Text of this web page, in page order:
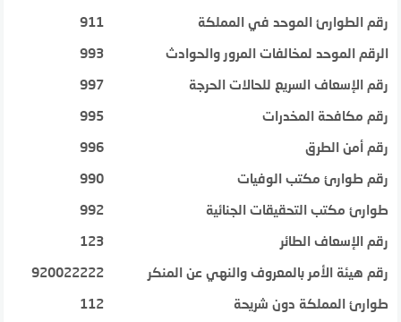
رقم الطوارئ الموحد في المملكة
911
الرقم الموحد لمخالفات المرور والحوادث
993
رقم الإسعاف السريع للحالات الحرجة
997
رقم مكافحة المخدرات
995
رقم أمن الطرق
996
رقم طوارئ مكتب الوفيات
990
طوارئ مكتب التحقيقات الجنائية
992
رقم الإسعاف الطائر
123
رقم هيئة الأمر بالمعروف والنهي عن المنكر
920022222
طوارئ المملكة دون شريحة
112